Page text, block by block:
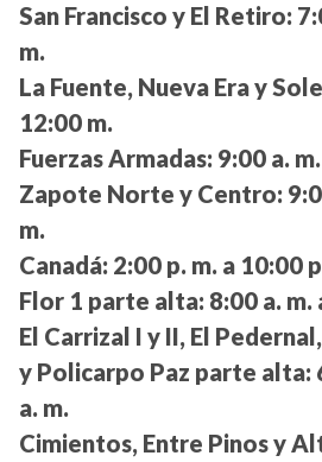
San Francisco y El Retiro:
m.
La Fuente, Nueva Era y
12:00 m.
Fuerzas Armadas: 9:00 a.
Zapote Norte y Centro:
m.
Canadá: 2:00 p. m. a 10:00
Flor 1 parte alta: 8:00 a. m.
El Carrizal I y II, El
y Policarpo Paz parte alta:
a. m.
Cimientos, Entre Pinos y